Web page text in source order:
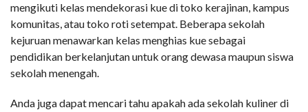
mengikuti kelas mendekorasi kue di toko kerajinan, kampus
komunitas, atau toko roti setempat. Beberapa sekolah
kejuruan menawarkan kelas menghias kue sebagai
pendidikan berkelanjutan untuk orang dewasa maupun siswa
sekolah menengah.
Anda juga dapat mencari tahu apakah ada sekolah kuliner di